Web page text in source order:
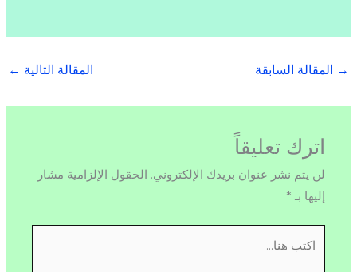
→ المقالة السابقة المقالة التالية ←
اترك تعليقاً
لن يتم نشر عنوان بريدك الإلكتروني. الحقول الإلزامية مشار
إليها بـ *